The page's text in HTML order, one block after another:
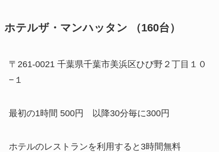
ホテルザ・マンハッタン （160台）
〒261-0021 千葉県千葉市美浜区ひび野２丁目１０
−１
最初の1時間 500円 以降30分毎に300円
ホテルのレストランを利用すると3時間無料